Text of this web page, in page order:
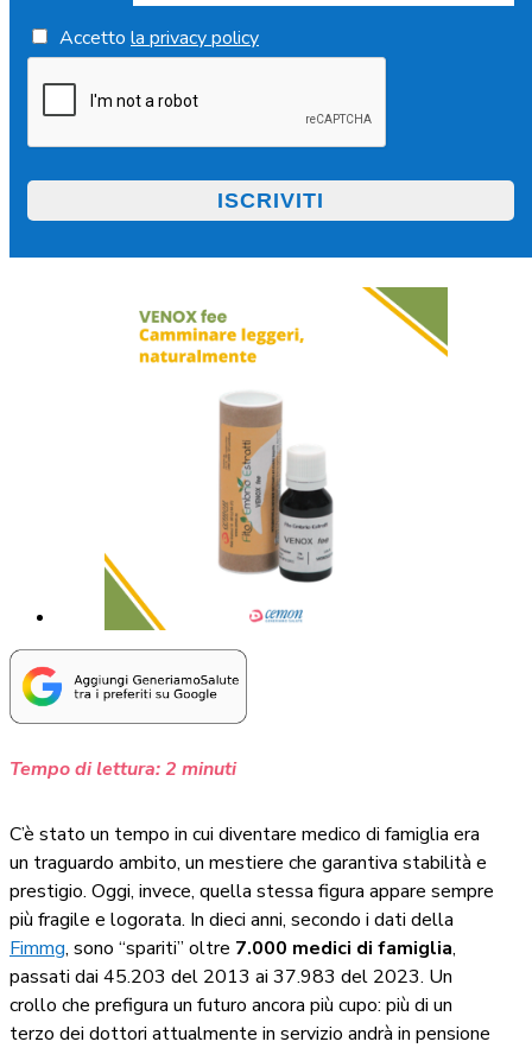
Accetto la privacy policy
Tempo di lettura:2 minuti
C’è stato un tempo in cui diventare medico di famiglia era
un traguardo ambito, un mestiere che garantiva stabilità e
prestigio. Oggi, invece, quella stessa figura appare sempre
più fragile e logorata. In dieci anni, secondo i dati della
Fimmg, sono “spariti” oltre 7.000 medici di famiglia,
passati dai 45.203 del 2013 ai 37.983 del 2023. Un
crollo che prefigura un futuro ancora più cupo: più di un
terzo dei dottori attualmente in servizio andrà in pensione